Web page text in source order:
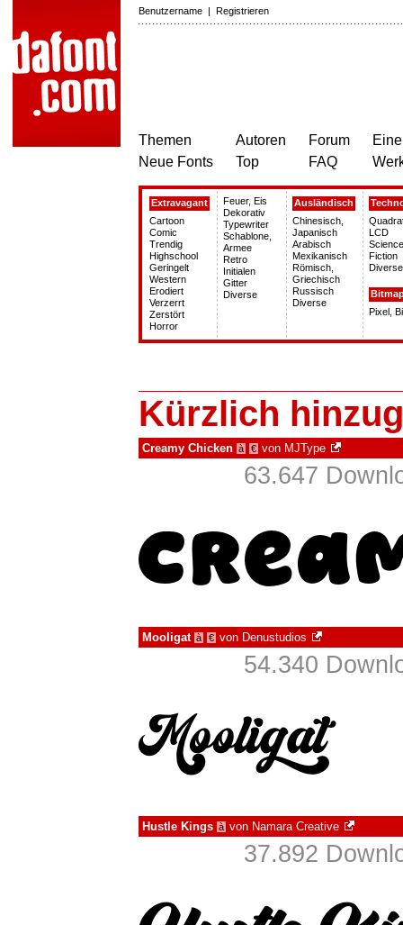
Benutzername | Registrieren
Themen
Neue Fonts
Autoren
Top
Forum
FAQ
Extravagant
Cartoon
Comic
Trendig
Highschool
Geringelt
Western
Erodiert
Verzerrt
Zerstört
Horror
Feuer, Eis
Dekorativ
Typewriter
Schablone,
Armee
Retro
Initialen
Gitter
Diverse
Ausländisch
Chinesisch,
Japanisch
Arabisch
Mexikanisch
Römisch,
Griechisch
Russisch
Diverse
LCD
Fiction
Diverse
Pixel,
Kürzlich
Creamy Chicken à € von MJType
63.647
Mooligat à € von Denustudios
54.340
Hustle Kings à von Namara Creative
37.892